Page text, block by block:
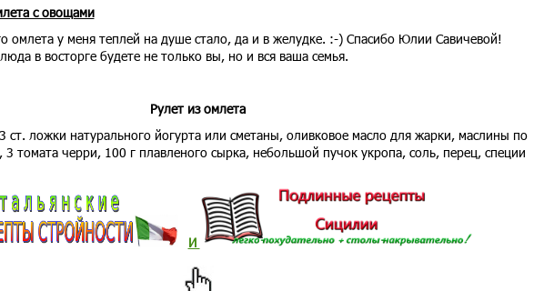
с овощами
омлета у меня теплей на душе стало, да и в желудке. :-) Спасибо Юлии Савичевой!
в восторге будете не только вы, но и вся ваша семья.
Рулет из омлета
ст. ложки натурального йогурта или сметаны, оливковое масло для жарки, маслины по
3 томата черри, 100 г плавленого сырка, небольшой пучок укропа, соль, перец, специи
И